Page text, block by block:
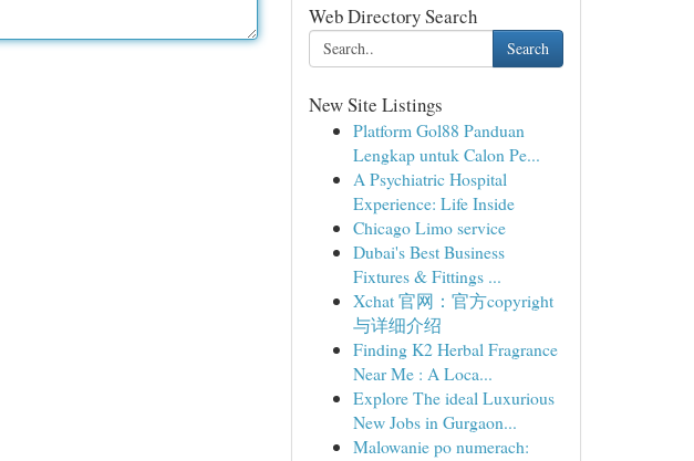
Web Directory Search
Search
New Site Listings
Platform Gol88 Panduan
Lengkap untuk Calon Pe...
A Psychiatric Hospital
Experience: Life Inside
Chicago Limo service
Dubai's Best Business
Fixtures & Fittings ...
Xchat 官网：官方copyright
与详细介绍
Finding K2 Herbal Fragrance
Near Me : A Loca...
Explore The ideal Luxurious
New Jobs in Gurgaon...
Malowanie po numerach: